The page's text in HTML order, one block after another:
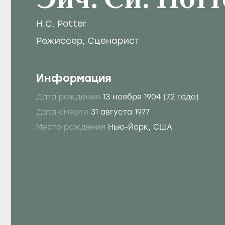
H.C. Potter
Режиссер, Сценарист
Информация
Дата рождения 13 ноября 1904 (72 года)
Дата смерти 31 августа 1977
Место рождения Нью-Йорк, США